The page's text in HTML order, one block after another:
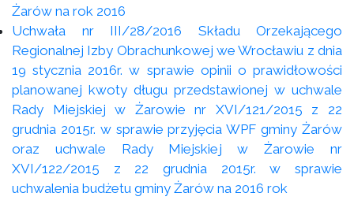
Żarów na rok 2016
Uchwała nr III/28/2016 Składu Orzekającego
Regionalnej Izby Obrachunkowej we Wrocławiu z dnia
19 stycznia 2016r. w sprawie opinii o prawidłowości
planowanej kwoty długu przedstawionej w uchwale
Rady Miejskiej w Żarowie nr XVI/121/2015 z 22
grudnia 2015r. w sprawie przyjęcia WPF gminy Żarów
oraz uchwale Rady Miejskiej w Żarowie nr
XVI/122/2015 z 22 grudnia 2015r. w sprawie
uchwalenia budżetu gminy Żarów na 2016 rok